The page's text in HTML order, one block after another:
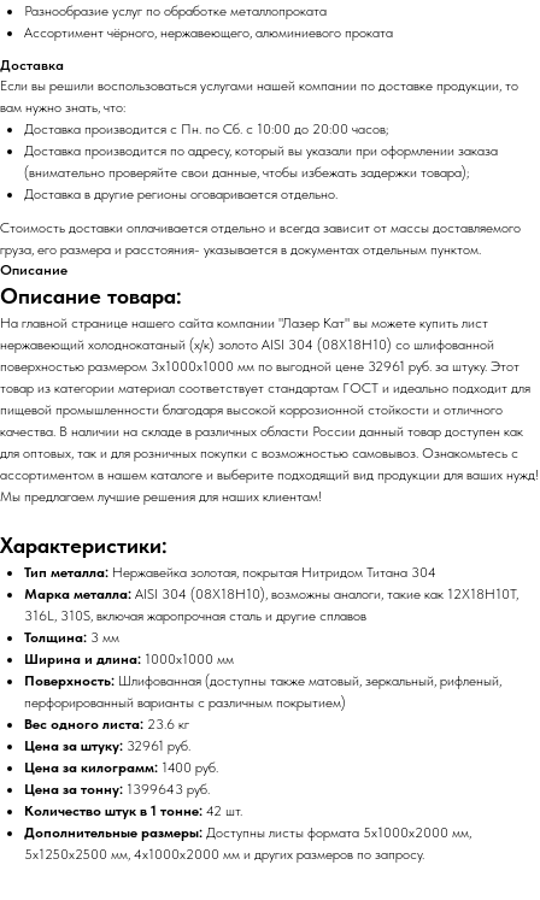
Разнообразие услуг по обработке металлопроката
Ассортимент чёрного, нержавеющего, алюминиевого проката
Доставка
Если вы решили воспользоваться услугами нашей компании по доставке продукции, то
вам нужно знать, что:
Доставка производится с Пн. по Сб. с 10:00 до 20:00 часов;
Доставка производится по адресу, который вы указали при оформлении заказа
(внимательно проверяйте свои данные, чтобы избежать задержки товара);
Доставка в другие регионы оговаривается отдельно.
Стоимость доставки оплачивается отдельно и всегда зависит от массы доставляемого
груза, его размера и расстояния- указывается в документах отдельным пунктом.
Описание
Описание товара:
На главной странице нашего сайта компании "Лазер Кат" вы можете купить лист
нержавеющий холоднокатаный (х/к) золото AISI 304 (08Х18Н10) со шлифованной
поверхностью размером 3х1000х1000 мм по выгодной цене 32961 руб. за штуку. Этот
товар из категории материал соответствует стандартам ГОСТ и идеально подходит для
пищевой промышленности благодаря высокой коррозионной стойкости и отличного
качества. В наличии на складе в различных области России данный товар доступен как
для оптовых, так и для розничных покупки с возможностью самовывоз. Ознакомьтесь с
ассортиментом в нашем каталоге и выберите подходящий вид продукции для ваших нужд!
Мы предлагаем лучшие решения для наших клиентам!
Характеристики:
Тип металла: Нержавейка золотая, покрытая Нитридом Титана 304
Марка металла: AISI 304 (08Х18Н10), возможны аналоги, такие как 12Х18Н10Т,
316L, 310S, включая жаропрочная сталь и другие сплавов
Толщина: 3 мм
Ширина и длина: 1000х1000 мм
Поверхность: Шлифованная (доступны также матовый, зеркальный, рифленый,
перфорированный варианты с различным покрытием)
Вес одного листа: 23.6 кг
Цена за штуку: 32961 руб.
Цена за килограмм: 1400 руб.
Цена за тонну: 1399643 руб.
Количество штук в 1 тонне: 42 шт.
Дополнительные размеры: Доступны листы формата 5х1000х2000 мм,
5х1250х2500 мм, 4х1000х2000 мм и других размеров по запросу.